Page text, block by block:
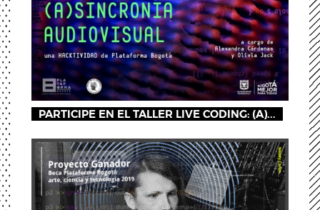
PARTICIPE EN EL TALLER LIVE CODING: (A)...